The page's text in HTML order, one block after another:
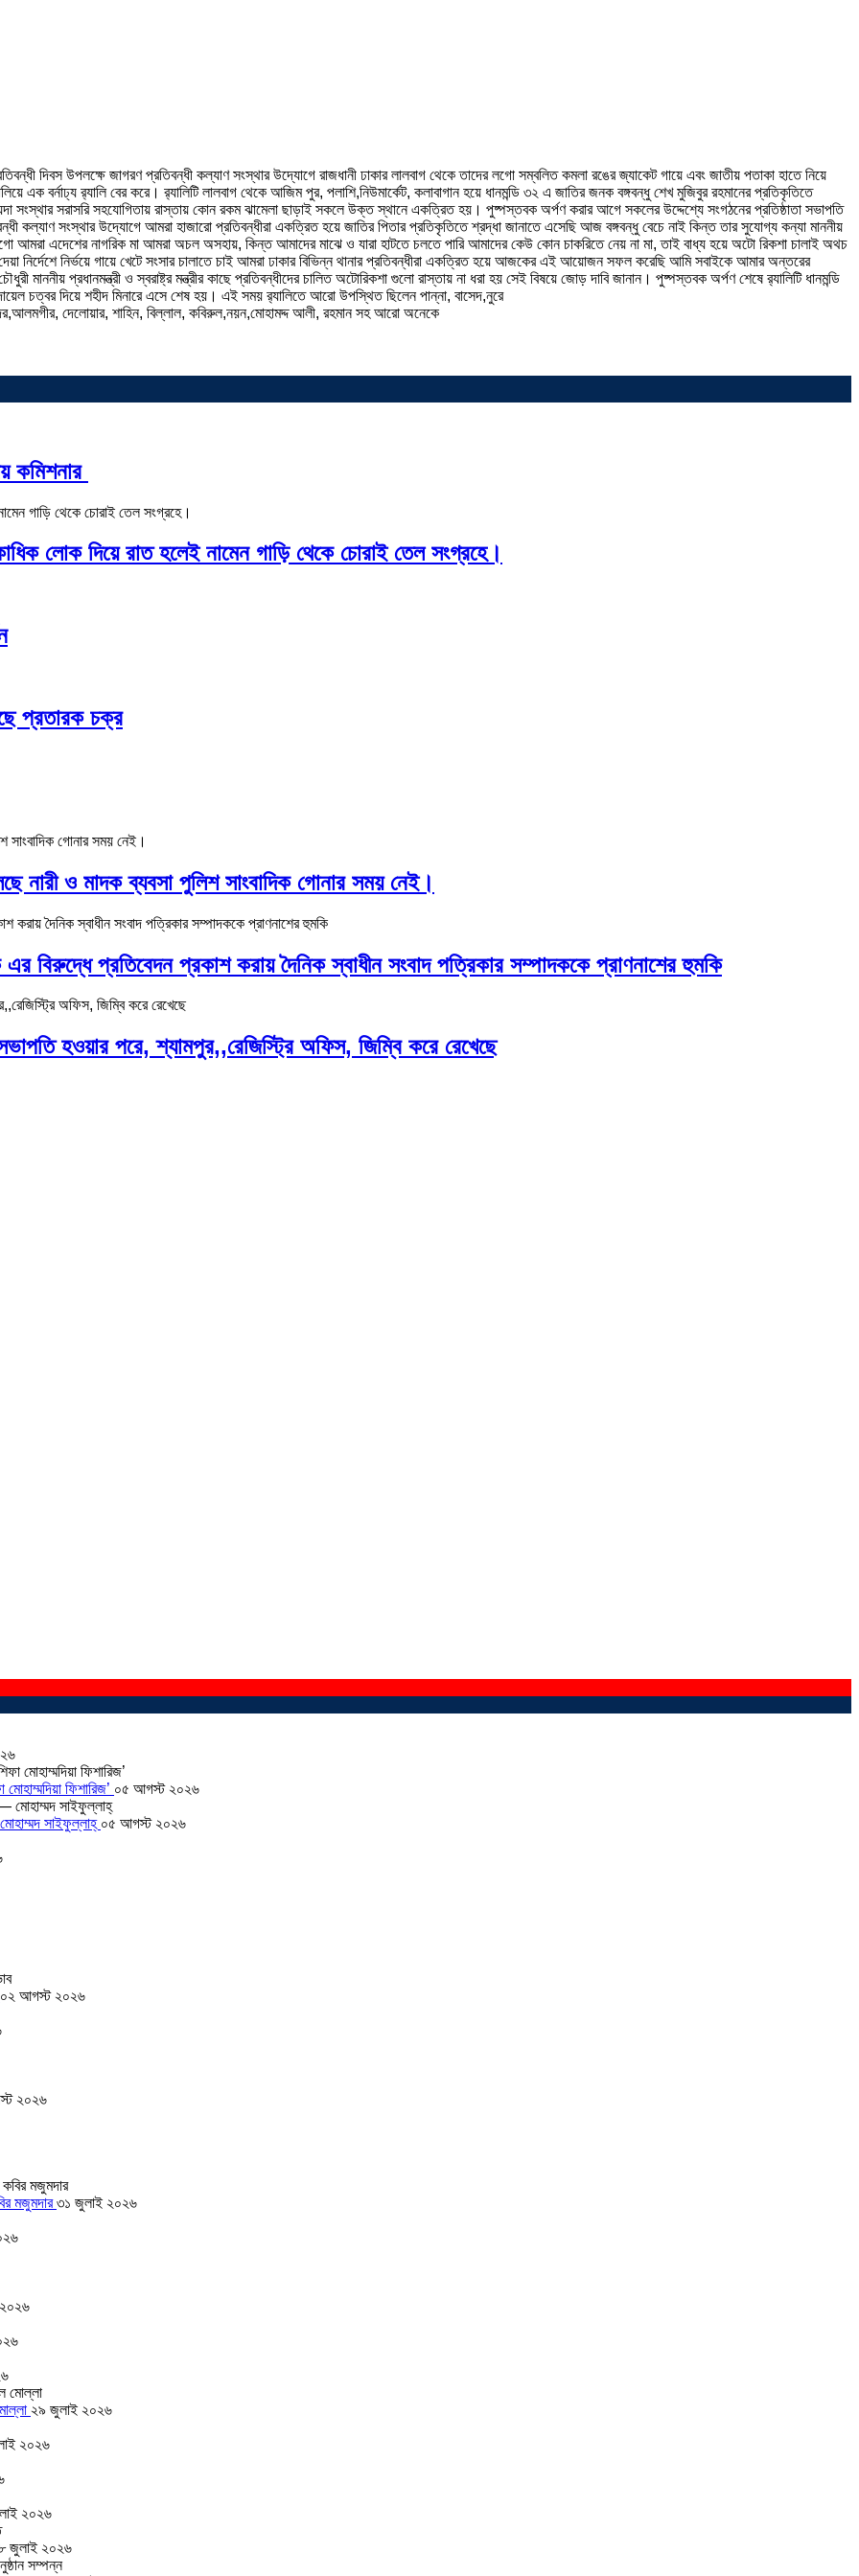
দিবস উপলক্ষে জাগরণ প্রতিবন্ধী কল্যাণ সংস্থার উদ্যোগে রাজধানী ঢাকার লালবাগ থেকে তাদের লগো সম্বলিত কমলা রঙের জ্যাকেট গায়ে এবং জাতীয় পতাকা হাতে নিয়ে
এক বর্নাঢ্য র‍্যালি বের করে। র‍্যালিটি লালবাগ থেকে আজিম পুর, পলাশি,নিউমার্কেট, কলাবাগান হয়ে ধানমন্ডি ৩২ এ জাতির জনক বঙ্গবন্ধু শেখ মুজিবুর রহমানের প্রতিকৃতিতে
সংস্থার সরাসরি সহযোগিতায় রাস্তায় কোন রকম ঝামেলা ছাড়াই সকলে উক্ত স্থানে একত্রিত হয়। পুষ্পস্তবক অর্পণ করার আগে সকলের উদ্দেশ্যে সংগঠনের প্রতিষ্ঠাতা সভাপতি
কল্যাণ সংস্থার উদ্যোগে আমরা হাজারো প্রতিবন্ধীরা একত্রিত হয়ে জাতির পিতার প্রতিকৃতিতে শ্রদ্ধা জানাতে এসেছি আজ বঙ্গবন্ধু বেচে নাই কিন্ত তার সুযোগ্য কন্যা মাননীয়
আমরা এদেশের নাগরিক মা আমরা অচল অসহায়, কিন্ত আমাদের মাঝে ও যারা হাটতে চলতে পারি আমাদের কেউ কোন চাকরিতে নেয় না মা, তাই বাধ্য হয়ে অটো রিকশা চালাই অথচ
নির্দেশে নির্ভয়ে গায়ে খেটে সংসার চালাতে চাই আমরা ঢাকার বিভিন্ন থানার প্রতিবন্ধীরা একত্রিত হয়ে আজকের এই আয়োজন সফল করেছি আমি সবাইকে আমার অন্তরের
প্রধানমন্ত্রী ও স্বরাষ্ট্র মন্ত্রীর কাছে প্রতিবন্ধীদের চালিত অটোরিকশা গুলো রাস্তায় না ধরা হয় সেই বিষয়ে জোড় দাবি জানান। পুষ্পস্তবক অর্পণ শেষে র‍্যালিটি ধানমন্ডি
চত্বর দিয়ে শহীদ মিনারে এসে শেষ হয়। এই সময় র‍্যালিতে আরো উপস্থিত ছিলেন পান্না, বাসেদ,নুরে
দেলোয়ার, শাহিন, বিল্লাল, কবিরুল,নয়ন,মোহামদ্দ আলী, রহমান সহ আরো অনেকে
কমিশনার
লোক দিয়ে রাত হলেই নামেন গাড়ি থেকে চোরাই তেল সংগ্রহে।
প্রতারক চক্র
নারী ও মাদক ব্যবসা পুলিশ সাংবাদিক গোনার সময় নেই।
বিরুদ্ধে প্রতিবেদন প্রকাশ করায় দৈনিক স্বাধীন সংবাদ পত্রিকার সম্পাদককে প্রাণনাশের হুমকি
হওয়ার পরে, শ্যামপুর,,রেজিস্ট্রি অফিস, জিম্বি করে রেখেছে
ফিশারিজ’ ০৫ আগস্ট ২০২৬
সাইফুল্লাহ্ ০৫ আগস্ট ২০২৬
০২ আগস্ট ২০২৬
২০২৬
মজুমদার৩১ জুলাই ২০২৬
২৯ জুলাই ২০২৬
২০২৬
২০২৬
জুলাই ২০২৬